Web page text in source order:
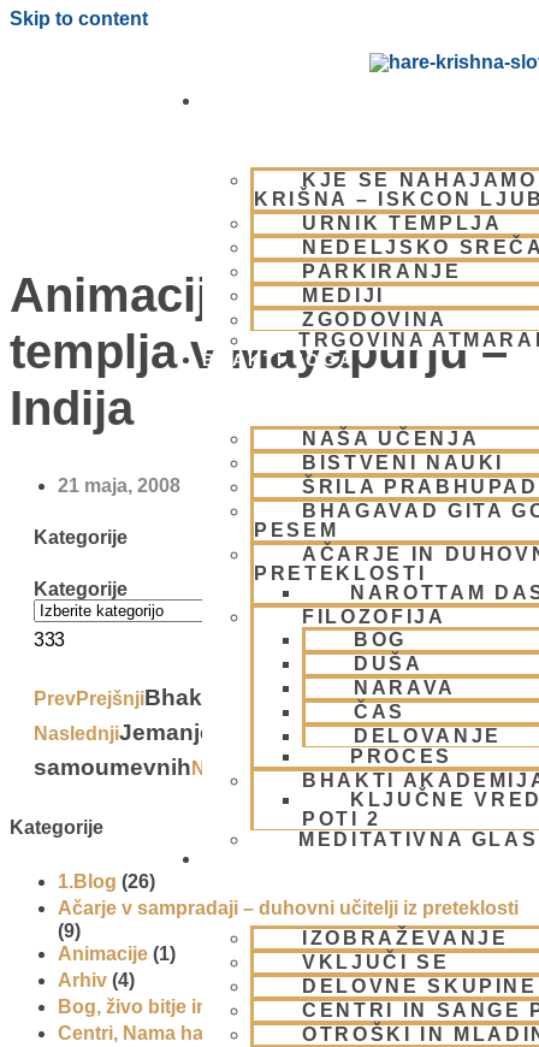
Skip to content
KJE SE
KRIŠNA – ISKCON
URNIK TEMPLJA
NEDELJSKO
PARKIRANJE
MEDIJI
ZGODOVINA
TRGOVINA
BHAKTI JOGA
NAŠA UČENJA
BISTVENI NAUKI
ŠRILA
BHAGAVAD GITA
PESEM
AČARJE IN
PRETEKLOSTI
NAROTTAM
FILOZOFIJA
BOG
DUŠA
NARAVA
ČAS
DELOVANJE
PROCES
BHAKTI
KLJUČNE
POTI 2
MEDITATIVNA
IZOBRAŽEVANJE
VKLJUČI SE
DELOVNE SKUPINE
CENTRI IN SANGE
OTROŠKI IN
Animacije bodočega
templja v Mayapurju –
Indija
21 maja, 2008
Kategorije
Kategorije
333
PrevPrejšnjiBhakte v italijanskem filmu
NaslednjiJemanje stvari kot
samoumevnih Next
Kategorije
1.Blog (26)
Ačarje v sampradaji – duhovni učitelji iz preteklosti
(9)
Animacije (1)
Arhiv (4)
Bog, živo bitje in narava(17)
Centri, Nama hatte in sange po Sloveniji (1)